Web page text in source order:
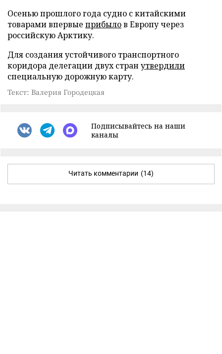
Осенью прошлого года судно с китайскими
товарами впервые прибылов Европу через
российскую Арктику.
Для создания устойчивого транспортного
коридора делегации двух стран утвердили
специальную дорожную карту.
Текст: Валерия Городецкая
Подписывайтесь на наши
каналы
Читать комментарии (14)